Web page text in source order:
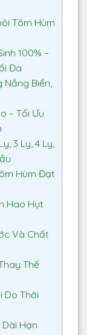
Tôm Hùm
100% –
Đa
Nắng Biển,
– Tối Ưu
3 Ly, 4 Ly,
Hùm Đạt
Hao Hụt
Và Chất
Thế
Do Thời
Dài Hạn